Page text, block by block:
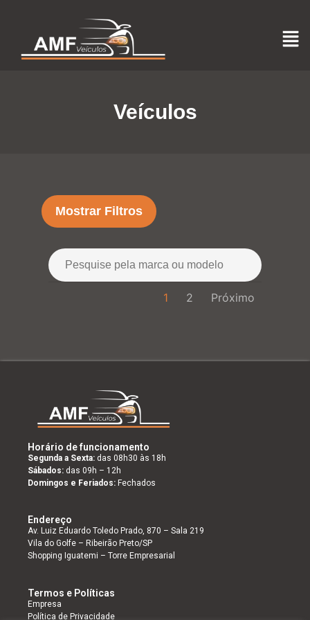
Veículos
Mostrar Filtros
1 2 Próximo
Horário de funcionamento
Segunda a Sexta: das 08h30 às 18h
Sábados: das 09h – 12h
Domingos e Feriados: Fechados
Endereço
Av. Luiz Eduardo Toledo Prado, 870 – Sala 219
Vila do Golfe – Ribeirão Preto/SP
Shopping Iguatemi – Torre Empresarial
Termos e Políticas
Empresa
Política de Privacidade